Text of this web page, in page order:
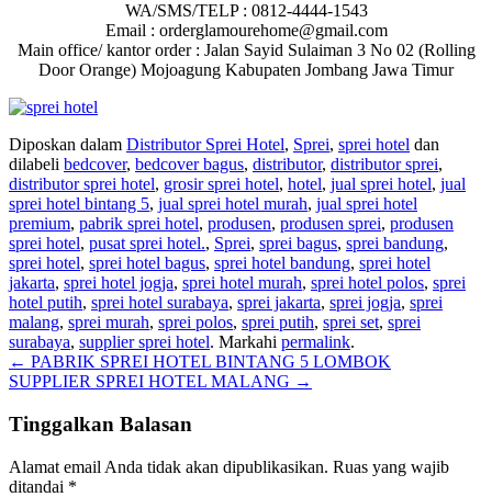
WA/SMS/TELP : 0812-4444-1543
Email : orderglamourehome@gmail.com
Main office/ kantor order : Jalan Sayid Sulaiman 3 No 02 (Rolling
Door Orange) Mojoagung Kabupaten Jombang Jawa Timur
Diposkan dalam Distributor Sprei Hotel, Sprei, sprei hotel dan
dilabeli bedcover, bedcover bagus, distributor, distributor sprei,
distributor sprei hotel, grosir sprei hotel, hotel, jual sprei hotel, jual
sprei hotel bintang 5, jual sprei hotel murah, jual sprei hotel
premium, pabrik sprei hotel, produsen, produsen sprei, produsen
sprei hotel, pusat sprei hotel., Sprei, sprei bagus, sprei bandung,
sprei hotel, sprei hotel bagus, sprei hotel bandung, sprei hotel
jakarta, sprei hotel jogja, sprei hotel murah, sprei hotel polos, sprei
hotel putih, sprei hotel surabaya, sprei jakarta, sprei jogja, sprei
malang, sprei murah, sprei polos, sprei putih, sprei set, sprei
surabaya, supplier sprei hotel. Markahi permalink.
Navigasi
pos
← PABRIK SPREI HOTEL BINTANG 5 LOMBOK
SUPPLIER SPREI HOTEL MALANG →
Tinggalkan Balasan
Alamat email Anda tidak akan dipublikasikan. Ruas yang wajib
ditandai *